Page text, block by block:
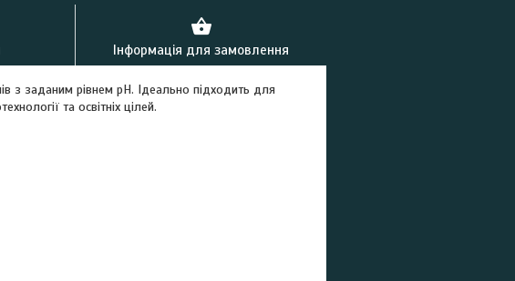
Інформація для замовлення
з заданим рівнем pH. Ідеально підходить для
та освітніх цілей.